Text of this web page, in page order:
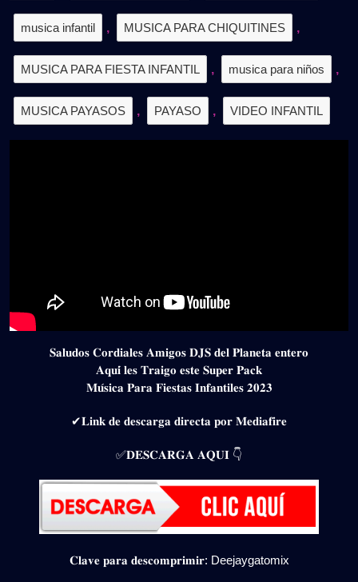
musica infantil , MUSICA PARA CHIQUITINES ,
MUSICA PARA FIESTA INFANTIL , musica para niños ,
MUSICA PAYASOS , PAYASO , VIDEO INFANTIL
𝐒𝐚𝐥𝐮𝐝𝐨𝐬 𝐂𝐨𝐫𝐝𝐢𝐚𝐥𝐞𝐬 𝐀𝐦𝐢𝐠𝐨𝐬 𝐃𝐉𝐒 𝐝𝐞𝐥 𝐏𝐥𝐚𝐧𝐞𝐭𝐚 𝐞𝐧𝐭𝐞𝐫𝐨
𝐀𝐪𝐮𝐢́ 𝐥𝐞𝐬 𝐓𝐫𝐚𝐢𝐠𝐨 𝐞𝐬𝐭𝐞 𝐒𝐮𝐩𝐞𝐫 𝐏𝐚𝐜𝐤
𝐌𝐮́𝐬𝐢𝐜𝐚 𝐏𝐚𝐫𝐚 𝐅𝐢𝐞𝐬𝐭𝐚𝐬 𝐈𝐧𝐟𝐚𝐧𝐭𝐢𝐥𝐞𝐬 𝟐𝟎𝟐𝟑
✔𝐋𝐢𝐧𝐤 𝐝𝐞 𝐝𝐞𝐬𝐜𝐚𝐫𝐠𝐚 𝐝𝐢𝐫𝐞𝐜𝐭𝐚 𝐩𝐨𝐫 𝐌𝐞𝐝𝐢𝐚𝐟𝐢𝐫𝐞
✅𝐃𝐄𝐒𝐂𝐀𝐑𝐆𝐀 𝐀𝐐𝐔𝐈 👇
𝐂𝐥𝐚𝐯𝐞 𝐩𝐚𝐫𝐚 𝐝𝐞𝐬𝐜𝐨𝐦𝐩𝐫𝐢𝐦𝐢𝐫: Deejaygatomix